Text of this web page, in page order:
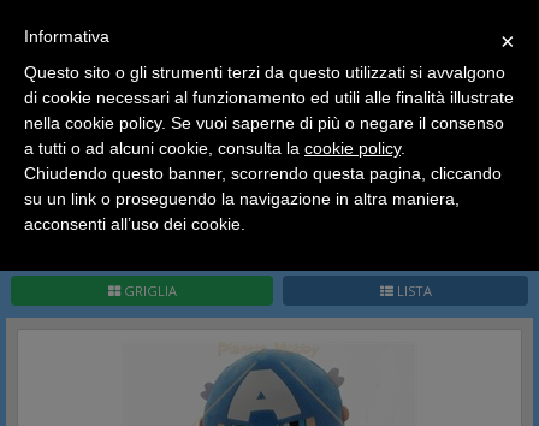
HOME Peluches Marvel - DC Comics
Marvel - DC Comics
GRIGLIA LISTA
×
Ciao a tutti, il negozio sarà chiuso dal 9/08 al 24/08
compreso.
Tutti gli ordini effettuati dopo le 15:00 del 07/08 verranno
spediti a partire dal giorno 25/08.
Buone vacanze a tutti dallo staff di Pianeta Hobby
×
Informativa
Questo sito o gli strumenti terzi da questo utilizzati si avvalgono
di cookie necessari al funzionamento ed utili alle finalità illustrate
nella cookie policy. Se vuoi saperne di più o negare il consenso
a tutti o ad alcuni cookie, consulta la cookie policy.
Chiudendo questo banner, scorrendo questa pagina, cliccando
su un link o proseguendo la navigazione in altra maniera,
acconsenti all’uso dei cookie.